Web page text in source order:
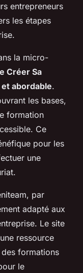
entrepreneurs
les étapes
la micro-
Créer Sa
abordable.
les bases,
formation
Ce
pour les
une
par
adapté aux
Le site
ressource
formations
le